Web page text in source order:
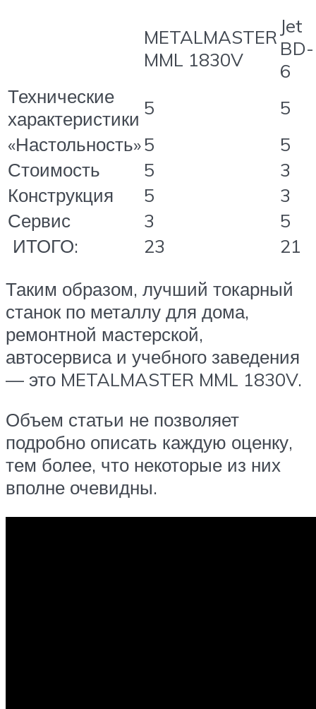
METALMASTER
MML 1830V
Jet
BD-
6
Технические
характеристики 5
5
«Настольность»5
5
Стоимость
5
3
Конструкция
5
3
Сервис
3
5
ИТОГО:
23
21
Таким образом, лучший токарный
станок по металлу для дома,
ремонтной мастерской,
автосервиса и учебного заведения
— это METALMASTER MML 1830V.
Объем статьи не позволяет
подробно описать каждую оценку,
тем более, что некоторые из них
вполне очевидны.